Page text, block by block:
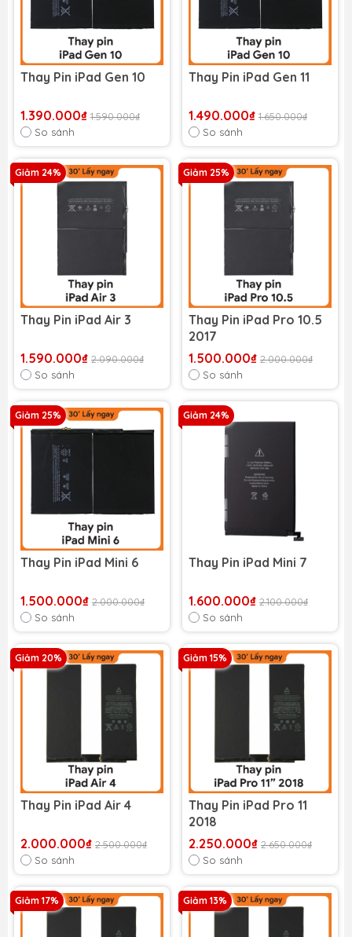
Thay Pin iPad Gen 10
1.390.000₫ 1.590.000₫
So sánh
Thay Pin iPad Gen 11
1.490.000₫ 1.650.000₫
So sánh
Giảm 24%
Thay Pin iPad Air 3
1.590.000₫ 2.090.000₫
So sánh
Giảm 25%
Thay Pin iPad Pro 10.5
2017
1.500.000₫ 2.000.000₫
So sánh
Giảm 25%
Thay Pin iPad Mini 6
1.500.000₫ 2.000.000₫
So sánh
Giảm 24%
Thay Pin iPad Mini 7
1.600.000₫ 2.100.000₫
So sánh
Giảm 20%
Thay Pin iPad Air 4
2.000.000₫ 2.500.000₫
So sánh
Giảm 15%
Thay Pin iPad Pro 11
2018
2.250.000₫ 2.650.000₫
So sánh
Giảm 17% Giảm 13%